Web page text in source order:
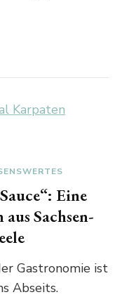
Eine
Sachsen-
Gastronomie ist
Abseits.